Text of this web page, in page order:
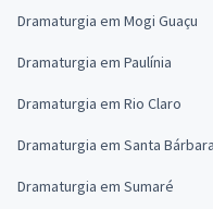
Dramaturgia em Mogi Guaçu
Dramaturgia em Paulínia
Dramaturgia em Rio Claro
Dramaturgia em Santa
Dramaturgia em Sumaré